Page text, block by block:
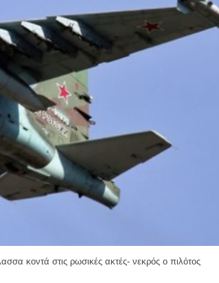
κοντά στις ρωσικές ακτές- νεκρός ο πιλότος